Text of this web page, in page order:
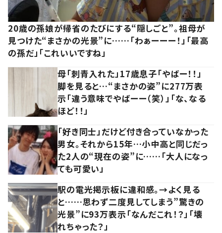
20歳の孫娘が帰省のたびにする“隠しごと”。祖母が
見つけた“まさかの光景”に……「わぁーーー！」「最高
の孫だ」「これいいですね」
母「刺青入れた」17歳息子「やばー！！」
脚を見ると…“まさかの姿”に277万表
示「違う意味でやばーー（笑）」「な、なる
ほど！！」
「好き同士」だけど付き合っていなかった
男女。それから15年…小中高と同じだっ
た2人の“現在の姿”に……「大人になっ
ても可愛い」
駅の電光掲示板に違和感。→よく見る
と……思わず二度見してしまう”驚きの
光景”に93万表示「なんだこれ！？」「壊
れちゃった？」